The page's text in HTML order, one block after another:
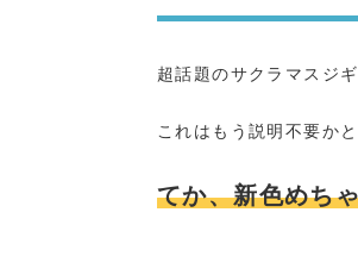
超話題のサクラマスジ
これはもう説明不要か
てか、新色めち